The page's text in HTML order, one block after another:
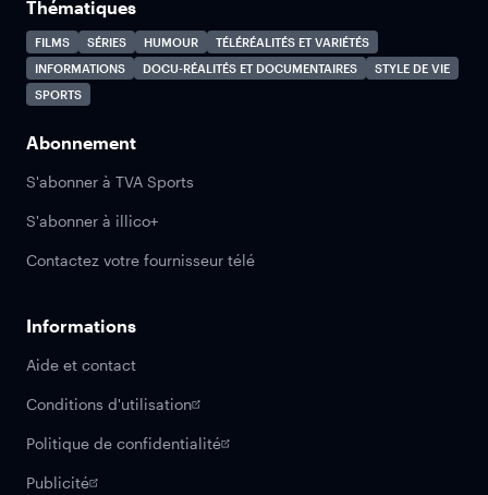
Thématiques
FILMS SÉRIES HUMOUR
TÉLÉRÉALITÉS ET VARIÉTÉS
INFORMATIONS
DOCU-RÉALITÉS ET DOCUMENTAIRES
STYLE DE VIE
SPORTS
Abonnement
S'abonner à TVA Sports
S'abonner à illico+
Contactez votre fournisseur télé
Informations
Aide et contact
Conditions d'utilisation
Politique de confidentialité
Publicité